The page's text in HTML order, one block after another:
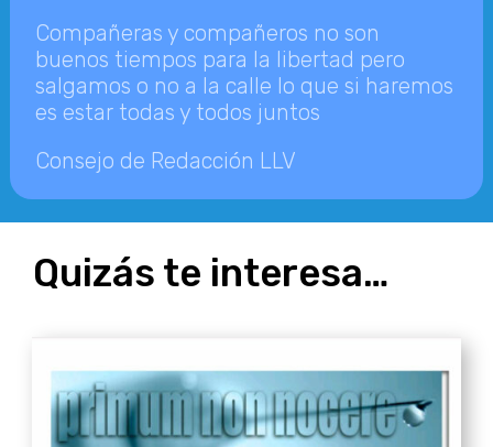
Compañeras y compañeros no son
buenos tiempos para la libertad pero
salgamos o no a la calle lo que si haremos
es estar todas y todos juntos
Consejo de Redacción LLV
Quizás te interesa…